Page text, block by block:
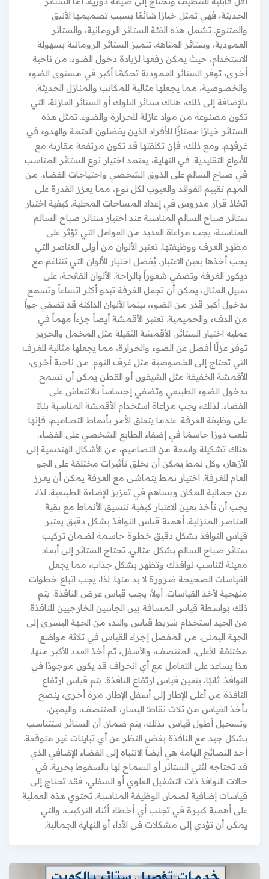
الحديثة، فهي تمثل خيارًا شائعًا بسبب تصميمها الأنيق
والمتنوع. تشمل هذه الفئة الستائر الرومانية، والستائر
العمودية، وستائر المتاهة. تتميز الستائر الرومانية بسهولة
الاستخدام، حيث يمكن رفعها لزيادة دخول الضوء. من ناحية
أخرى، توفر الستائر العمودية تحكمًا أكبر في مستوى الضوء
والخصوصية، مما يجعلها مثالية للمكاتب والمنازل الحديثة.
بالإضافة إلى ذلك، هناك ستائر البلوك أو الستائر العازلة، التي
تكون مصنوعة من مواد عازلة للحرارة والضوء. تمثل هذه
الستائر خيارًا ممتازًا للأفراد الذين يفضلون العتمة والهدوء في
غرفهم. ومع ذلك، فإن تكلفتها قد تكون مرتفعة مقارنة مع
الأنواع التقليدية. في النهاية، يعتمد اختيار نوع الستائر المناسب
في صباح السالم على الذوق الشخصي واحتياجات الفضاء. من
المهم تقييم الفوائد والعيوب لكل نوع، مما يعزز القدرة على
اتخاذ قرار مدروس في إعداد المساحات المحلية. كيفية اختيار
ستائر صباح السالم المناسبة عند اختيار ستائر صباح السالم
المناسبة، يجب مراعاة العديد من العوامل التي تؤثر على
مظهر الغرف ووظيفتها. تعتبر الألوان من أولى العناصر التي
يجب أخذها بعين الاعتبار. يُفضل اختيار الألوان التي تتناغم مع
ديكور الغرفة وتضفي شعوراً بالراحة. الألوان الفاتحة، على
سبيل المثال، يمكن أن تجعل الغرفة تبدو أكثر اتساعاً وتسمح
بدخول أكبر قدر من الضوء، بينما الألوان الداكنة قد تضفي جواً
من الدفء والحميمية. تعتبر الأقمشة أيضاً جزءاً مهماً في
عملية اختيار الستائر. الأقمشة الثقيلة مثل المخمل والحرير
توفر عزلًا أفضل عن الضوء والحرارة، مما يجعلها مثالية للغرف
التي تحتاج إلى الخصوصية مثل غرف النوم. من ناحية أخرى،
الأقمشة الخفيفة مثل الشيفون أو القطن يمكن أن تسمح
بدخول الضوء الطبيعي وتضفي إحساساً بالانتعاش على
الفضاء. لذلك، يجب مراعاة استخدام الأقمشة المناسبة بناءً
على وظيفة الغرفة. عندما يتعلق الأمر بأنماط التصاميم، فإنها
تلعب دورًا حاسمًا في إضفاء الطابع الشخصي على الفضاء.
هناك تشكيلة واسعة من التصاميم، من الأشكال الهندسية إلى
الأزهار، وكل نمط يمكن أن يخلق تأثيرات مختلفة على الجو
العام للغرفة. اختيار نمط يتماشى مع الغرفة يمكن أن يعزز
من جمالية المكان ويساهم في تعزيز الإضاءة الطبيعية. لذا،
يجب أن تأخذ بعين الاعتبار كيفية تنسيق الأنماط مع بقية
العناصر المنزلية. أهمية قياس النوافذ بشكل دقيق يعتبر
قياس النوافذ بشكل دقيق خطوة حاسمة لضمان تركيب
ستائر صباح السالم بشكل مثالي. تحتاج الستائر إلى أبعاد
معينة لتناسب نوافذك وتظهر بشكل جذاب، مما يجعل
القياسات الصحيحة ضرورة لا بد منها. لذا، يجب اتباع خطوات
منهجية لأخذ القياسات. أولاً، يجب قياس عرض النافذة. يتم
ذلك بواسطة قياس المسافة بين الجانبين الخارجيين للنافذة.
من الجيد استخدام شريط قياس والبدء من الجهة اليسرى إلى
الجهة اليمنى. من المفضل إجراء القياس في ثلاثة مواضع
مختلفة: الأعلى، المنتصف، والأسفل، ثم أخذ العدد الأكبر منها.
هذا يساعد على التعامل مع أي انحراف قد يكون موجودًا في
النوافذ. ثانيًا، يتعين قياس ارتفاع النافذة. يتم قياس ارتفاع
النافذة من أعلى الإطار إلى أسفل الإطار. مرة أخرى، ينصح
بأخذ القياس من ثلاث نقاط: اليسار، المنتصف، واليمين،
وتسجيل أطول قياس. بذلك، يتم ضمان أن الستائر ستتناسب
بشكل جيد مع النافذة بغض النظر عن أي تباينات غير متوقعة.
أحد النصائح الهامة هي أيضاً الانتباه إلى الفضاء الإضافي الذي
قد تحتاجه لثني الستائر أو السماح لها بالسقوط بحرية. في
حالات النوافذ ذات التشغيل العلوي أو السفلي، فقد تحتاج إلى
قياسات إضافية لضمان الوظيفة المناسبة. تحتوي هذه العملية
على أهمية كبيرة في تجنب أي أخطاء أثناء التركيب، والتي
يمكن أن تؤدي إلى مشكلات في الأداء أو النهاية الجمالية.